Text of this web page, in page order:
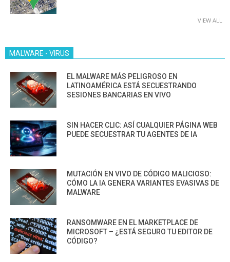
VIEW ALL
MALWARE - VIRUS
EL MALWARE MÁS PELIGROSO EN
LATINOAMÉRICA ESTÁ SECUESTRANDO
SESIONES BANCARIAS EN VIVO
SIN HACER CLIC: ASÍ CUALQUIER PÁGINA WEB
PUEDE SECUESTRAR TU AGENTES DE IA
MUTACIÓN EN VIVO DE CÓDIGO MALICIOSO:
CÓMO LA IA GENERA VARIANTES EVASIVAS DE
MALWARE
RANSOMWARE EN EL MARKETPLACE DE
MICROSOFT – ¿ESTÁ SEGURO TU EDITOR DE
CÓDIGO?